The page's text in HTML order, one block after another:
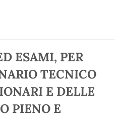
ESAMI, PER
TECNICO
E DELLE
PIENO E